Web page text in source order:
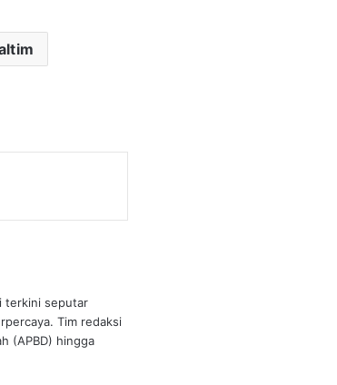
terkini seputar
Tim redaksi
(APBD) hingga